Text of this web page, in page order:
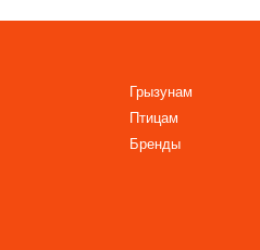
Грызунам
Птицам
Бренды